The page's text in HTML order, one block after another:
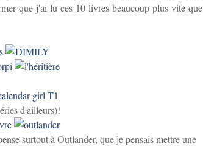
que j'ai lu ces 10 livres beaucoup plus vite que
d'ailleurs)!
surtout à Outlander, que je pensais mettre une